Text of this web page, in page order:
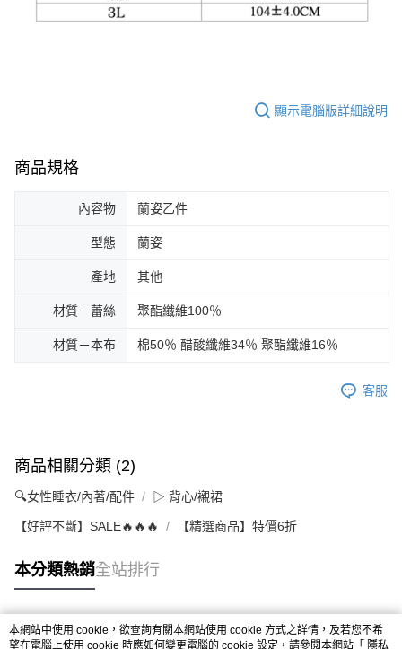
顯示電腦版詳細說明
商品規格
內容物 蘭姿乙件
型態 蘭姿
產地 其他
材質－蕾絲 聚酯纖維100％
材質－本布 棉50％ 醋酸纖維34％ 聚酯纖維16％
客服
商品相關分類 (2)
🔍女性睡衣/內著/配件 ▷ 背心/襯裙
【好評不斷】SALE🔥🔥🔥 【精選商品】特價6折
本分類熱銷全站排行
熱門標籤
本網站中使用 cookie，欲查詢有關本網站使用 cookie 方式之詳情，及若您不希
望在電腦上使用 cookie 時應如何變更電腦的 cookie 設定，請參閱本網站「 隱私